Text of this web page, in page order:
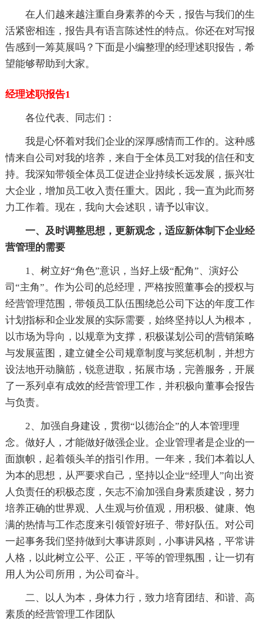
在人们越来越注重自身素养的今天，报告与我们的生
活紧密相连，报告具有语言陈述性的特点。你还在对写报
告感到一筹莫展吗？下面是小编整理的经理述职报告，希
望能够帮助到大家。
经理述职报告1
各位代表、同志们：
我是心怀着对我们企业的深厚感情而工作的。这种感
情来自公司对我的培养，来自于全体员工对我的信任和支
持。我深知带领全体员工促进企业持续长远发展，振兴壮
大企业，增加员工收入责任重大。因此，我一直为此而努
力工作着。现在，我向大会述职，请予以审议。
一、及时调整思想，更新观念，适应新体制下企业经
营管理的需要
1、树立好“角色”意识，当好上级“配角”、演好公
司“主角”。作为公司的总经理，严格按照董事会的授权与
经营管理范围，带领员工队伍围绕总公司下达的年度工作
计划指标和企业发展的实际需要，始终坚持以人为根本，
以市场为导向，以规章为支撑，积极谋划公司的营销策略
与发展蓝图，建立健全公司规章制度与奖惩机制，并想方
设法地开动脑筋，锐意进取，拓展市场，完善服务，开展
了一系列卓有成效的经营管理工作，并积极向董事会报告
与负责。
2、加强自身建设，贯彻“以德治企”的人本管理理
念。做好人，才能做好做强企业。企业管理者是企业的一
面旗帜，起着领头羊的指引作用。一年来，我们本着以人
为本的思想，从严要求自己，坚持以企业“经理人”向出资
人负责任的积极态度，矢志不渝加强自身素质建设，努力
培养正确的世界观、人生观与价值观，用积极、健康、饱
满的热情与工作态度来引领管好班子、带好队伍。对公司
一起事务我们坚持做到大事讲原则，小事讲风格，平常讲
人格，以此树立公平、公正，平等的管理氛围，让一切有
用人为公司所用，为公司奋斗。
二、以人为本，身体力行，致力培育团结、和谐、高
素质的经营管理工作团队